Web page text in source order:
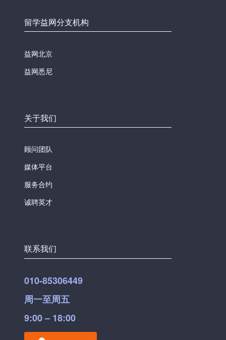
留学益网分支机构
益网北京
益网悉尼
关于我们
顾问团队
媒体平台
服务合约
诚聘英才
联系我们
010-85306449
周一至周五
9:00 – 18:00